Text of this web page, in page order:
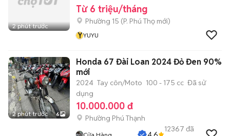
2 phút trước
Từ 6 triệu/tháng
Phường 15 (P. Phú Thọ mới)
YYUYU
2 phút trước 6
Honda 67 Đài Loan 2024 Đỏ Đen 90%
mới
2024 Tay côn/Moto 100 - 175 cc Đã sử
dụng
10.000.000 đ
Phường Phú Thạnh
12367 đã